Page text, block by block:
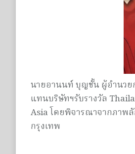
นายอานนท์ บุญชั้น ผู้อำนวย
แทนบริษัทฯรับรางวัล
Asia โดยพิจารณาจากภาพ
กรุงเทพ